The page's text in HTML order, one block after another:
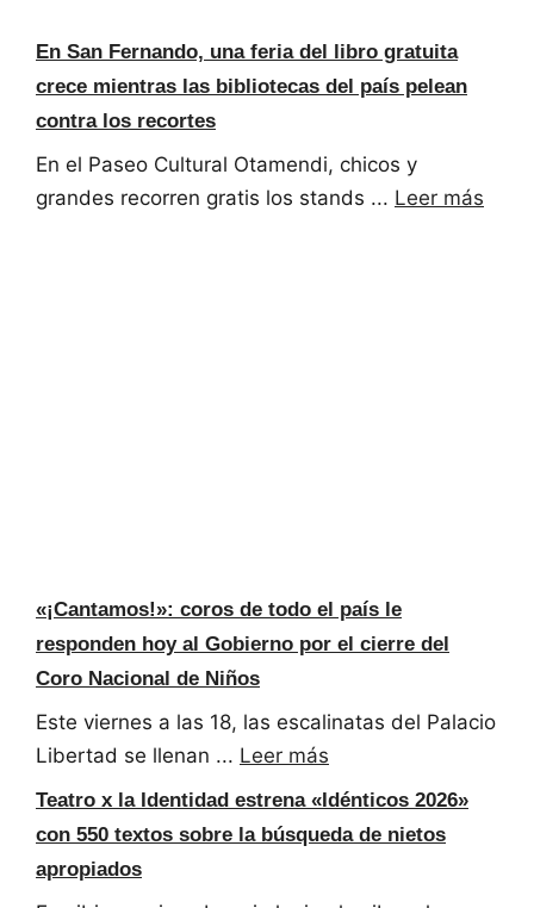
En San Fernando, una feria del libro gratuita
crece mientras las bibliotecas del país pelean
contra los recortes
En el Paseo Cultural Otamendi, chicos y
grandes recorren gratis los stands ... Leer más
«¡Cantamos!»: coros de todo el país le
responden hoy al Gobierno por el cierre del
Coro Nacional de Niños
Este viernes a las 18, las escalinatas del Palacio
Libertad se llenan ... Leer más
Teatro x la Identidad estrena «Idénticos 2026»
con 550 textos sobre la búsqueda de nietos
apropiados